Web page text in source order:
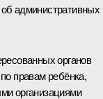
административных
органов
правам ребёнка,
организациями